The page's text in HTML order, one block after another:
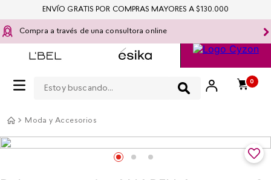
Compra a través de una consultora online
0
ENVÍO GRATIS POR COMPRAS MAYORES A $130.000
Moda y Accesorios